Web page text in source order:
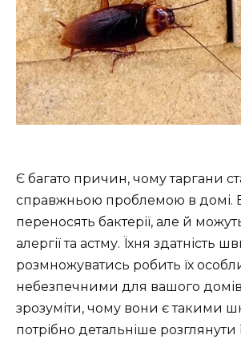
Є багато причин, чому таргани
справжньою проблемою в домі.
переносять бактерії, але й
алергії та астму. Їхня здатність
розмножуватись робить їх
небезпечними для вашого
зрозуміти, чому вони є такими
потрібно детальніше розглянути